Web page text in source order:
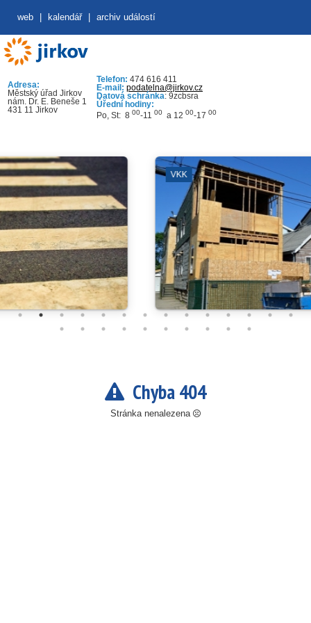
web kalendář archiv událostí
Adresa:
Městský úřad Jirkov
nám. Dr. E. Beneše 1
431 11 Jirkov
Telefon: 474 616 411
E-mail: podatelna@jirkov.cz
Datová schránka: 9zcbsra
Úřední hodiny:
Po, St: 8 00-11 00 a 12 00-17 00
Chyba 404
Stránka nenalezena